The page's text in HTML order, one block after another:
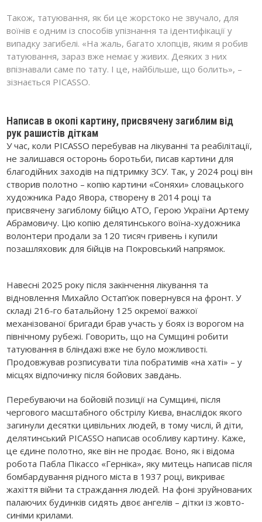
Також, татуювання, як би це жорстоко не звучало, для
воїнів є одним із способів упізнання та ідентифікації у
випадку загибелі. «На жаль, багато хлопців, яким я робив
татуювання, зараз вже немає у живих. Деяких з них
впізнавали саме по тату. І це, найбільше, що болить», –
зізнається PIСASSO.
Написав в окопі картину, присвячену загиблим від
рук рашистів діткам
У час, коли PICASSO перебував на лікуванні та реабілітації,
не залишався осторонь боротьби, писав картини для
благодійних заходів на підтримку ЗСУ. Так, у 2024 році він
створив полотно – копію картини «Соняхи» словацького
художника Радо Явора, створену в 2014 році та
присвячену загиблому бійцю АТО, Герою України Артему
Абрамовичу. Цю копію делятинського воїна-художника
волонтери продали за 120 тисяч гривень і купили
позашляховик для бійців на Покровський напрямок.
Навесні 2025 року після закінчення лікування та
відновлення Михайло Остап’юк повернувся на фронт. У
складі 216-го батальйону 125 окремої важкої
механізованої бригади брав участь у боях із ворогом на
північному рубежі. Говорить, що на Сумщині робити
татуювання в бліндажі вже не було можливості.
Продовжував розписувати тіла побратимів «на хаті» – у
місцях відпочинку після бойових завдань.
Перебуваючи на бойовій позиції на Сумщині, після
чергового масштабного обстрілу Києва, внаслідок якого
загинули десятки цивільних людей, в тому числі, й діти,
делятинський PICАSSO написав особливу картину. Каже,
це єдине полотно, яке він не продає. Воно, як і відома
робота Пабла Пікассо «Герніка», яку митець написав після
бомбардування рідного міста в 1937 році, викриває
жахіття війни та страждання людей. На фоні зруйнованих
палаючих будинків сидять двоє ангелів – дітки із жовто-
синіми крилами.